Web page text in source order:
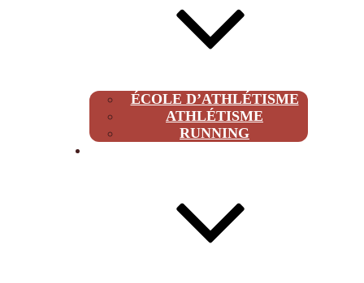
ÉCOLE D’ATHLÉTISME
ATHLÉTISME
RUNNING